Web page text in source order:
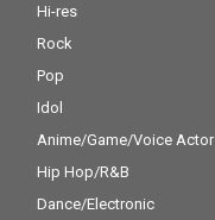
Hi-res
Rock
Pop
Idol
Anime/Game/Voice Actor
Hip Hop/R&B
Dance/Electronic